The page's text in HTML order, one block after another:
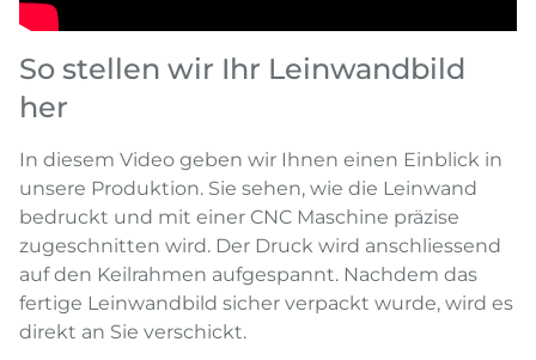
So stellen wir Ihr Leinwandbild
her
In diesem Video geben wir Ihnen einen Einblick in
unsere Produktion. Sie sehen, wie die Leinwand
bedruckt und mit einer CNC Maschine präzise
zugeschnitten wird. Der Druck wird anschliessend
auf den Keilrahmen aufgespannt. Nachdem das
fertige Leinwandbild sicher verpackt wurde, wird es
direkt an Sie verschickt.